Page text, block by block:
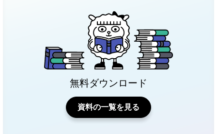
無料ダウンロード
資料の一覧を見る